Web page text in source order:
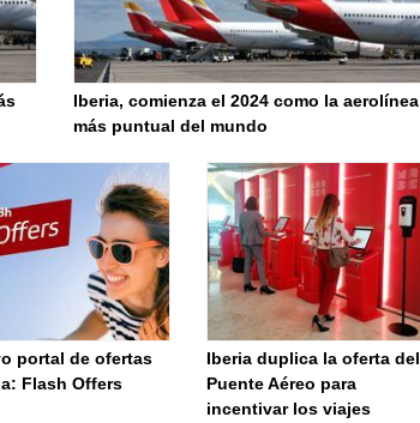
Iberia, comienza el 2024 como la aerolínea
más puntual del mundo
portal de ofertas
Flash Offers
Iberia duplica la oferta del
Puente Aéreo para
incentivar los viajes